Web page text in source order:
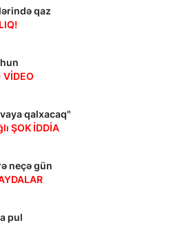
qaz
VİDEO
qalxacaq"
ŞOK İDDİA
neçə gün
pul